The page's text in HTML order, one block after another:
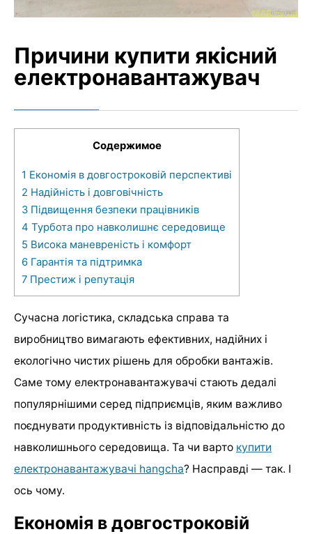
Причини купити якісний
електронавантажувач
Содержимое
1 Економія в довгостроковій перспективі
2 Надійність і довговічність
3 Підвищення безпеки працівників
4 Турбота про навколишнє середовище
5 Висока маневреність і комфорт
6 Гарантія та підтримка
7 Престиж і репутація
Сучасна логістика, складська справа та
виробництво вимагають ефективних, надійних і
екологічно чистих рішень для обробки вантажів.
Саме тому електронавантажувачі стають дедалі
популярнішими серед підприємців, яким важливо
поєднувати продуктивність із відповідальністю до
навколишнього середовища. Та чи варто купити
електронавантажувачі hangcha? Насправді — так. І
ось чому.
Економія в довгостроковій